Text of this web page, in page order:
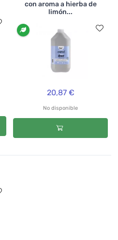
con aroma a hierba de
limón...
20,87 €
No disponible